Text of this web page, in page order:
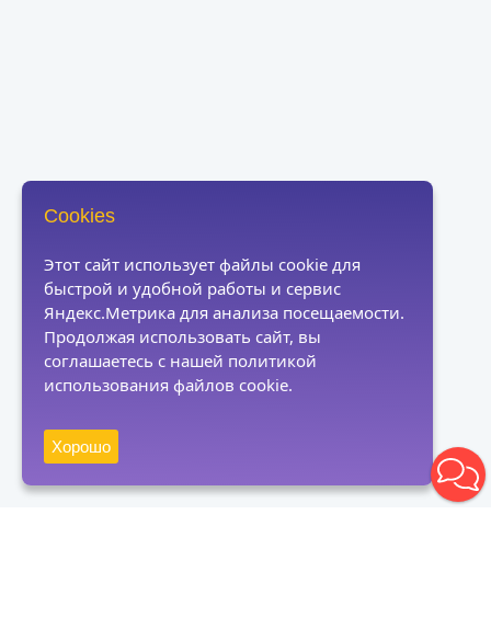
Cookies
Этот сайт использует файлы cookie для
быстрой и удобной работы и сервис
Яндекс.Метрика для анализа посещаемости.
Продолжая использовать сайт, вы
соглашаетесь с нашей политикой
использования файлов cookie.
Хорошо